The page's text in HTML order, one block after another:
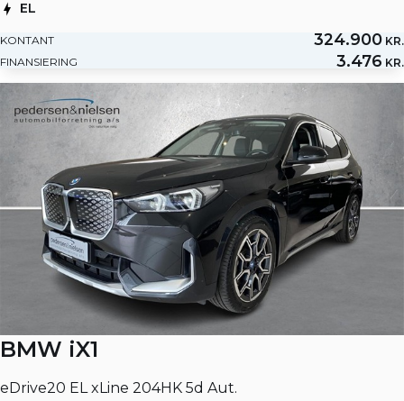
EL
KONTANT 324.900 KR.
FINANSIERING
3.476 KR.
BMW iX1
eDrive20 EL xLine 204HK 5d Aut.